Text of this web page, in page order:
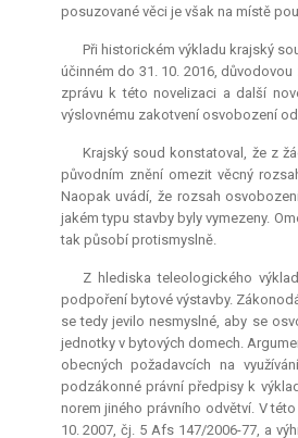
posuzované věci je však na místě
Při historickém výkladu krajský
účinném do 31. 10. 2016,
zprávu k této novelizaci a další
výslovnému zakotvení osvobození
Krajský soud konstatoval, že z
původním znění omezit věcný
Naopak uvádí, že rozsah
jakém typu stavby byly vymezeny.
tak působí protismyslně.
Z hlediska teleologického
podpoření bytové výstavby.
se tedy jevilo nesmyslné, aby se
jednotky v bytových domech.
obecných požadavcích na
podzákonné právní předpisy k
norem jiného právního odvětví. V
10. 2007, čj. 5 Afs 147/2006-77, a